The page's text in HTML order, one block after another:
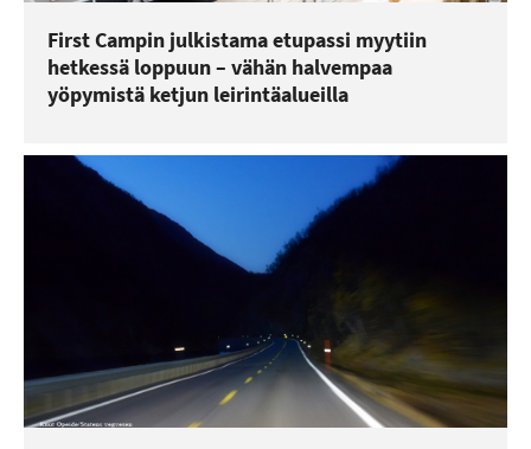
First Campin julkistama etupassi myytiin
hetkessä loppuun – vähän halvempaa
yöpymistä ketjun leirintäalueilla